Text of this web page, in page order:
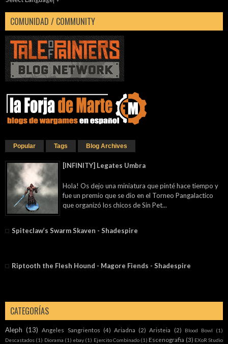
COMUNIDAD / COMMUNITY
Popular Tags Blog Archives
[INFINITY] Legates Umbra
Hola! Os dejo una miniatura que pinté hace tiempo y
fue un premio que se dio en el Torneo Pangalactico
que organizó los chicos de Sin Pet...
Spiteclaw’s Swarm Skaven - Shadespire
Riptooth the Flesh Hound - Magore Fiends⁣ - Shadespire
CATEGORÍAS
Aleph (13) Angeles Sangrientos (4) Ariadna (2) Aristeia (2) Blood Bowl
(1)
Descastados (1) Diorama (1) ebay (1) Ejercito Combinado (1) Escenografia (3) EXoR Studio